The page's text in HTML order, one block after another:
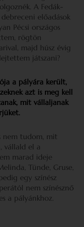
A Fedák-
előadások
Pécsi országos
rögtön
majd húsz évig
játszani?
a pályára került,
azt is meg kell
mit vállaljanak
nem tudom, mit
vállald el a
marad ideje
Tünde, Gruse,
egy színész
nem színésznő
a pályánkhoz.